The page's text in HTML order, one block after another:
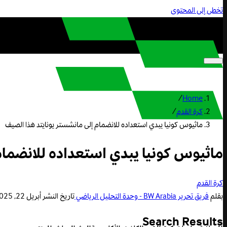
تخطى إلى المحتوى
Home
/
كرة القدم/
ماثيوس كونيا يبدي استعداده للانضمام إلى مانشستر يونايتد هذا الصيف
ماثيوس كونيا يبدي استعداده
كرة القدم
بقلمفريق تحرير BW Arabia - وحدة التحليل الرياضي تاريخ النشرأبريل 22, 2025 12:26 م
Search Results